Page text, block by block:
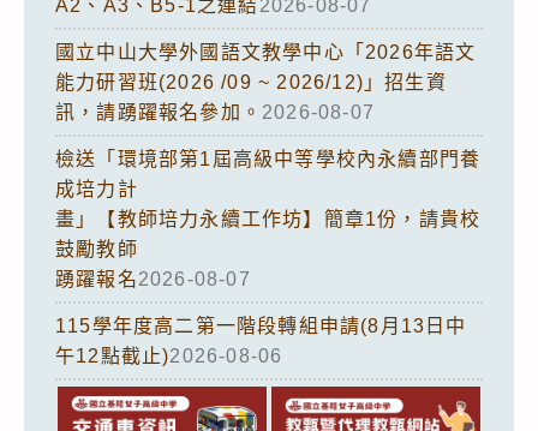
A2、A3、B5-1之連結2026-08-07
國立中山大學外國語文教學中心「2026年語文
能力研習班(2026 /09 ~ 2026/12)」招生資
訊，請踴躍報名參加。 2026-08-07
檢送「環境部第1屆高級中等學校內永續部門養
成培力計
畫」【教師培力永續工作坊】簡章1份，請貴校
鼓勵教師
踴躍報名2026-08-07
115學年度高二第一階段轉組申請(8月13日中
午12點截止)2026-08-06